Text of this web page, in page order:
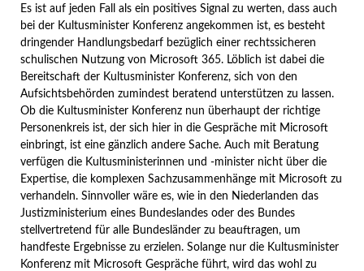
Es ist auf jeden Fall als ein positives Signal zu werten, dass auch
bei der Kultusminister Konferenz angekommen ist, es besteht
dringender Handlungsbedarf bezüglich einer rechtssicheren
schulischen Nutzung von Microsoft 365. Löblich ist dabei die
Bereitschaft der Kultusminister Konferenz, sich von den
Aufsichtsbehörden zumindest beratend unterstützen zu lassen.
Ob die Kultusminister Konferenz nun überhaupt der richtige
Personenkreis ist, der sich hier in die Gespräche mit Microsoft
einbringt, ist eine gänzlich andere Sache. Auch mit Beratung
verfügen die Kultusministerinnen und -minister nicht über die
Expertise, die komplexen Sachzusammenhänge mit Microsoft zu
verhandeln. Sinnvoller wäre es, wie in den Niederlanden das
Justizministerium eines Bundeslandes oder des Bundes
stellvertretend für alle Bundesländer zu beauftragen, um
handfeste Ergebnisse zu erzielen. Solange nur die Kultusminister
Konferenz mit Microsoft Gespräche führt, wird das wohl zu